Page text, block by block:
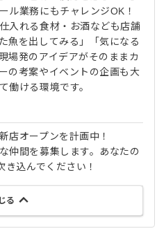
ル業務にもチャレンジOK！
入れる食材・お酒なども店舗
魚を出してみる」「気になる
場発のアイデアがそのままカ
の考案やイベントの企画も大
働ける環境です。
店オープンを計画中！
仲間を募集します。あなたの
込んでください！
る